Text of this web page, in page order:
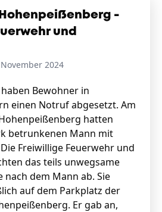
-
und
2024
Bewohner in
einen Notruf abgesetzt. Am
hatten
betrunkenen Mann mit
Freiwillige Feuerwehr und
das teils unwegsame
nach dem Mann ab. Sie
auf dem Parkplatz der
Er gab an,